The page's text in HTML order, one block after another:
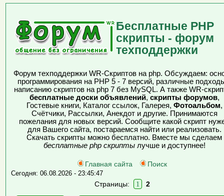
Бесплатные PHP
скрипты - форум
техподдержки
Форум техподдержки WR-Скриптов на php. Обсуждаем:
программирования на PHP 5 - 7 версий, различные
написанию скриптов на php 7 без MySQL. А также WR-
бесплатные доски объявлений, скрипты форумов,
Гостевые книги, Каталог ссылок, Галерея, Фотоальбом,
Счётчики, Рассылки, Анекдот и другие. Принимаются
пожелания для новых версий. Сообщите какой скрипт
для Вашего сайта, постараемся найти или реализовать.
Скачать скрипты можно бесплатно. Вместе мы сделаем
бесплатные php скриптылучше и доступнее!
Главная сайта Поиск
Сегодня: 06.08.2026 - 23:45:47
Страницы: 1 2